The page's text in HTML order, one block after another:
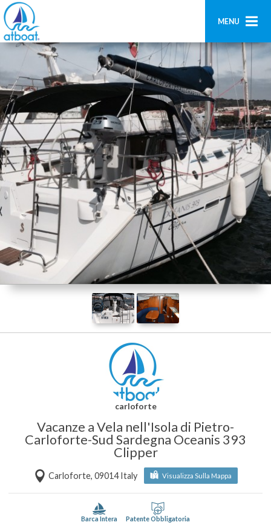
MENU
Home
Ricerca
Contatti
Aggiungi imbarcazione
Accedi
Registrati
carloforte
Vacanze a Vela nell'Isola di Pietro-
Carloforte-Sud Sardegna Oceanis 393
Clipper
Carloforte, 09014 Italy Visualizza Sulla Mappa
Barca Intera Patente Obbligatoria